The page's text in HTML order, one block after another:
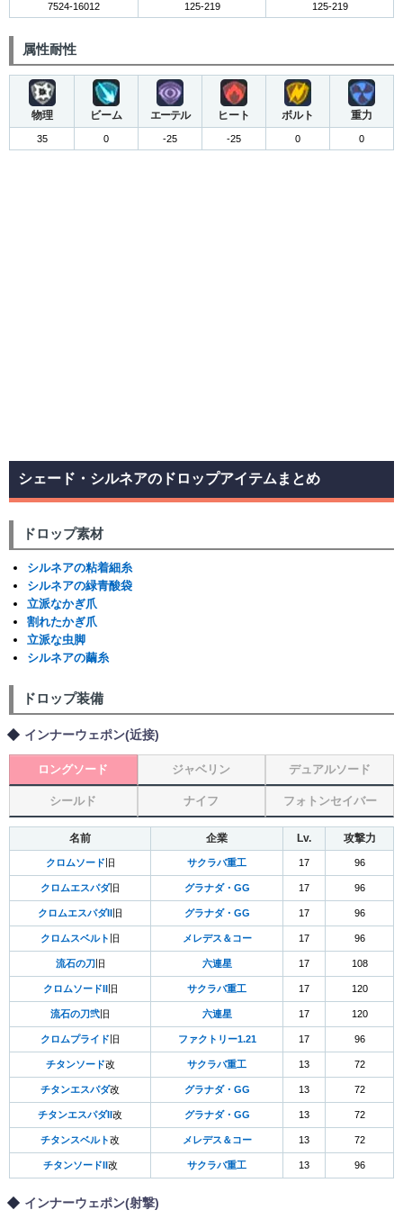
7524-16012 125-219 125-219
属性耐性
物理 ビーム エーテル ヒート ボルト 重力
35 0 -25 -25 0 0
シェード・シルネアのドロップアイテムまとめ
ドロップ素材
シルネアの粘着細糸
シルネアの緑青酸袋
立派なかぎ爪
割れたかぎ爪
立派な虫脚
シルネアの繭糸
ドロップ装備
インナーウェポン(近接)
ロングソード ジャベリン デュアルソード
シールド ナイフ フォトンセイバー
名前 企業 Lv. 攻撃力
クロムソード 旧 サクラバ重工 17 96
クロムエスパダ旧 グラナダ・GG 17 96
クロムエスパダII 旧 グラナダ・GG 17 96
クロムスベルト 旧 メレデス＆コー 17 96
流石の刀 旧 六連星 17 108
クロムソードII 旧 サクラバ重工 17 120
流石の刀弐 旧 六連星 17 120
クロムプライド 旧 ファクトリー1.21 17 96
チタンソード改 サクラバ重工 13 72
チタンエスパダ改 グラナダ・GG 13 72
チタンエスパダII 改 グラナダ・GG 13 72
チタンスベルト改 メレデス＆コー 13 72
チタンソードII 改 サクラバ重工 13 96
インナーウェポン(射撃)